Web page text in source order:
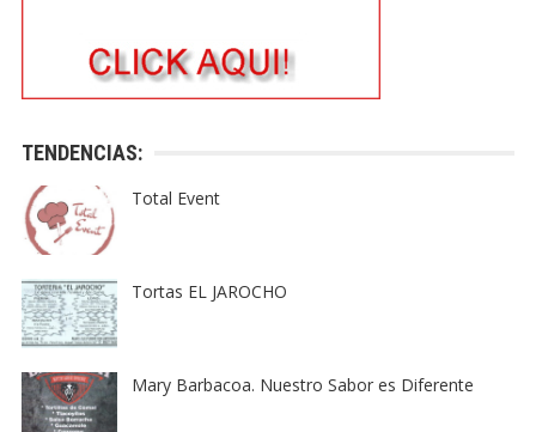
TENDENCIAS:
Total Event
Tortas EL JAROCHO
Mary Barbacoa. Nuestro Sabor es Diferente